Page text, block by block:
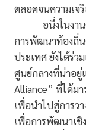
ตลอดจนความเจ
อนึ่งในงานดัง
การพัฒนาท้องถิ่น
ประเทศ ยังได้ร่ว
ศูนย์กลางที่น่าอยู่
Alliance” ที่ได้ม
เพื่อนําไปสู่การว
เพื่อการพัฒนาเชิ